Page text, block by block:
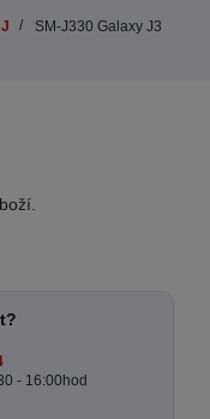
SM-J330 Galaxy J3
- 16:00hod